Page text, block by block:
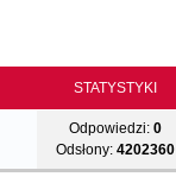
STATYSTYKI
Odpowiedzi: 0
Odsłony: 4202360